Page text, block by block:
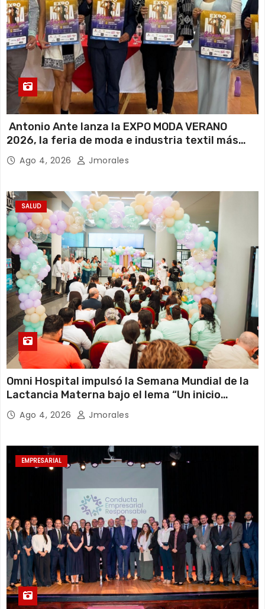
Antonio Ante lanza la EXPO MODA VERANO
2026, la feria de moda e industria textil más
importante del Ecuador
Ago 4, 2026 Jmorales
SALUD
Omni Hospital impulsó la Semana Mundial de la
Lactancia Materna bajo el lema “Un inicio
sostenible en cualquier circunstancia”
Ago 4, 2026 Jmorales
EMPRESARIAL